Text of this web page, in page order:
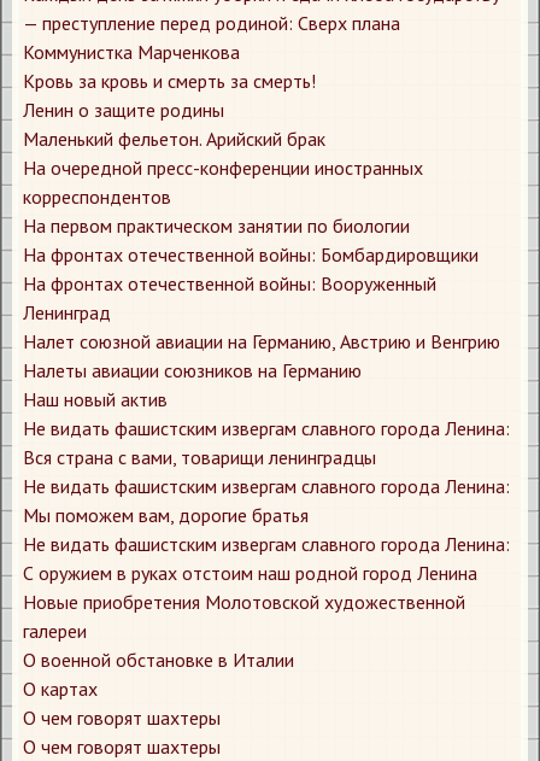
— преступление перед родиной: Сверх плана
Коммунистка Марченкова
Кровь за кровь и смерть за смерть!
Ленин о защите родины
Маленький фельетон. Арийский брак
На очередной пресс-конференции иностранных
корреспондентов
На первом практическом занятии по биологии
На фронтах отечественной войны: Бомбардировщики
На фронтах отечественной войны: Вооруженный
Ленинград
Налет союзной авиации на Германию, Австрию и Венгрию
Налеты авиации союзников на Германию
Наш новый актив
Не видать фашистским извергам славного города Ленина:
Вся страна с вами, товарищи ленинградцы
Не видать фашистским извергам славного города Ленина:
Мы поможем вам, дорогие братья
Не видать фашистским извергам славного города Ленина:
С оружием в руках отстоим наш родной город Ленина
Новые приобретения Молотовской художественной
галереи
О военной обстановке в Италии
О картах
О чем говорят шахтеры
О чем говорят шахтеры